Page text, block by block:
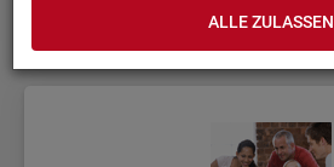
ALLE ZULASSEN